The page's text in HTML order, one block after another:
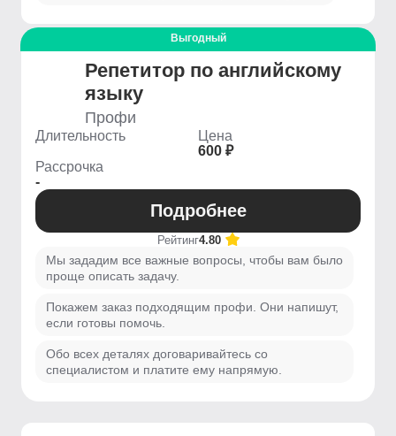
Выгодный
Репетитор по английскому
языку
Профи
Длительность
Цена
600 ₽
Рассрочка
-
Подробнее
Рейтинг4.80
Мы зададим все важные вопросы, чтобы вам было
проще описать задачу.
Покажем заказ подходящим профи. Они напишут,
если готовы помочь.
Обо всех деталях договаривайтесь со
специалистом и платите ему напрямую.